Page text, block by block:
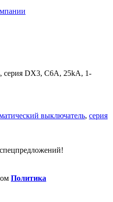
серия DX3, С6A, 25kA, 1-
выключатель, серия
Политика